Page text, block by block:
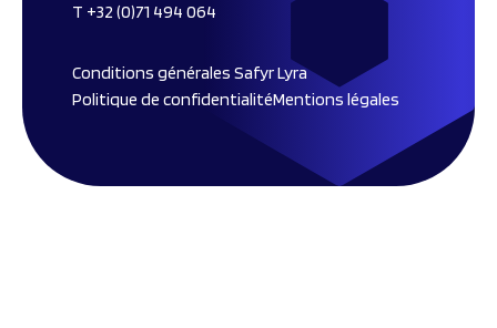
T +32 (0)71 494 064
Conditions générales Safyr Lyra
Politique de confidentialitéMentions légales